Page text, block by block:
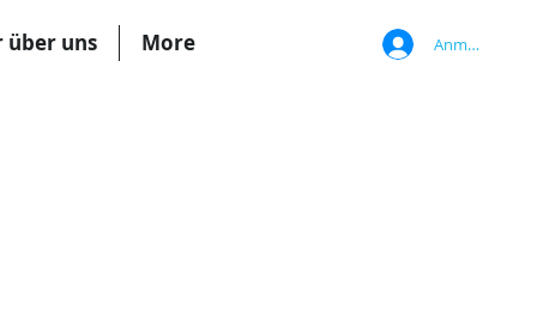
über uns More Anmelden